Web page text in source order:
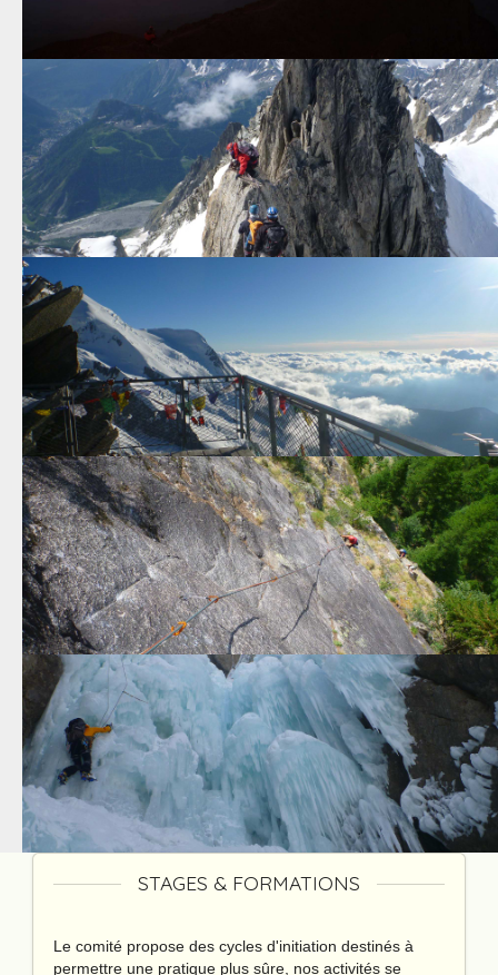
STAGES & FORMATIONS
Le comité propose des cycles d'initiation destinés à
permettre une pratique plus sûre, nos activités se